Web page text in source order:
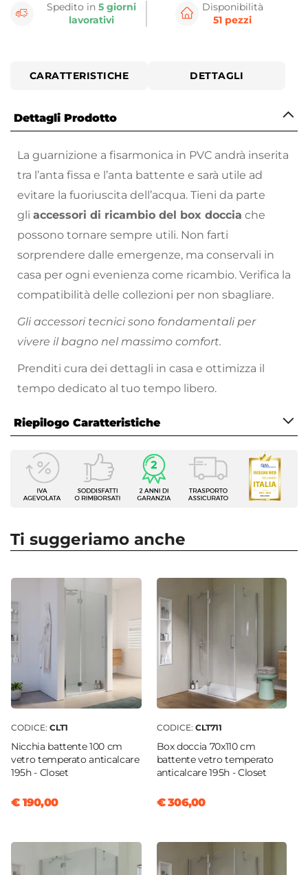
Spedito in5 giorni
lavorativi
Disponibilità
51 pezzi
CARATTERISTICHE DETTAGLI
Dettagli Prodotto
La guarnizione a fisarmonica in PVC andrà inserita
tra l’anta fissa e l’anta battente e sarà utile ad
evitare la fuoriuscita dell’acqua. Tieni da parte
gli accessori di ricambio del box doccia che
possono tornare sempre utili. Non farti
sorprendere dalle emergenze, ma conservali in
casa per ogni evenienza come ricambio. Verifica la
compatibilità delle collezioni per non sbagliare.
Gli accessori tecnici sono fondamentali per
vivere il bagno nel massimo comfort.
Prenditi cura dei dettagli in casa e ottimizza il
tempo dedicato al tuo tempo libero.
Riepilogo Caratteristiche
Caratteristiche
Tipologia
Guarnizioni verticale
Compatibilità Serie
Altezza
195 cm
Caratteristiche
Riducibile
Colore
Trasparente
Materiale
Closet |Flexy |Nilo
Ti suggeriamo anche
CODICE: CLT1
Nicchia battente 100 cm
vetro temperato anticalcare
195h - Closet
€ 190,00
CODICE: CLT711
Box doccia 70x110 cm
battente vetro temperato
anticalcare 195h - Closet
€ 306,00